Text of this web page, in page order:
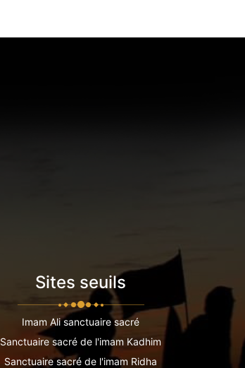
Sites seuils
Imam Ali sanctuaire sacré
Sanctuaire sacré de l'imam Kadhim
Sanctuaire sacré de l'imam Ridha